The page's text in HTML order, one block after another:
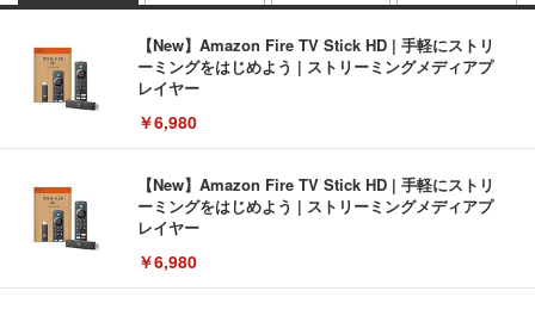
【New】Amazon Fire TV Stick HD | 手軽にストリ
ーミングをはじめよう | ストリーミングメディアプ
レイヤー
￥6,980
【New】Amazon Fire TV Stick HD | 手軽にストリ
ーミングをはじめよう | ストリーミングメディアプ
レイヤー
￥6,980